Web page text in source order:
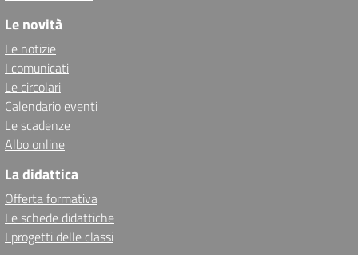
Le novità
Le notizie
I comunicati
Le circolari
Calendario eventi
Le scadenze
Albo online
La didattica
Offerta formativa
Le schede didattiche
I progetti delle classi